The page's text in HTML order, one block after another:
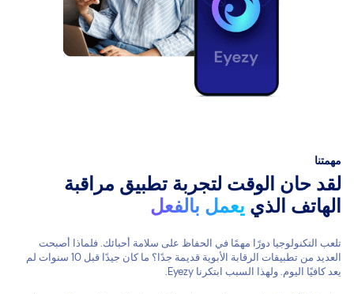
مهمتنا
لقد حان الوقت لتجربة تطبيق مراقبة
الهاتف الذي يعمل بالفعل
تلعب التكنولوجيا دورًا مهمًا في الحفاظ على سلامة أحبائك. فلماذا أصبحت
العديد من تطبيقات الرقابة الأبوية قديمة جدًا؟ ما كان جيدًا قبل 10 سنوات لم
يعد كافيًا اليوم. ولهذا السبب ابتكرنا Eyezy.